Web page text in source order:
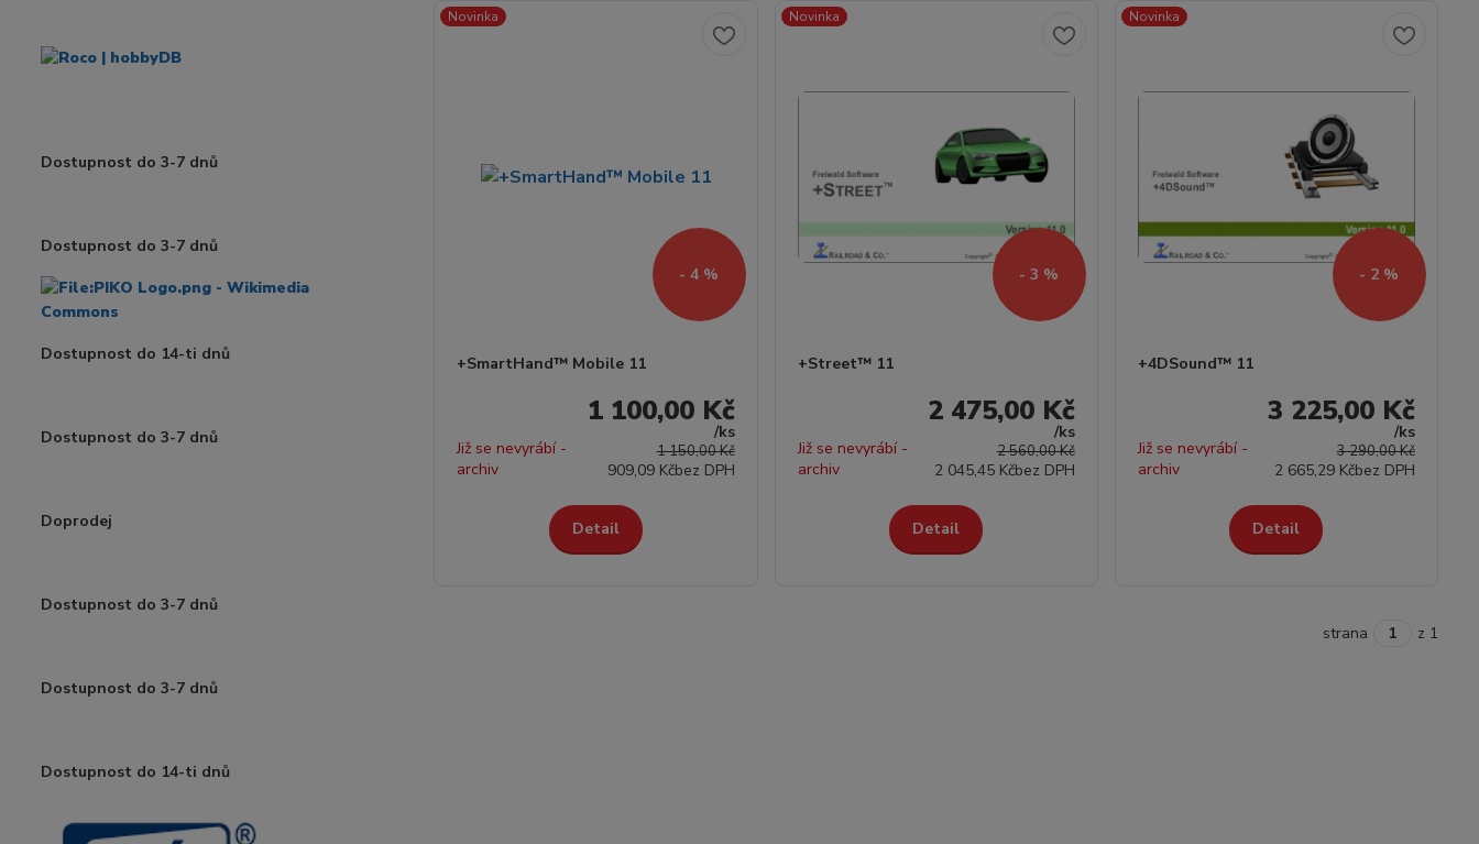
Dostupnost do 3-7 dnů
Dostupnost do 3-7 dnů
Dostupnost do 14-ti dnů
Dostupnost do 3-7 dnů
Doprodej
Dostupnost do 3-7 dnů
Dostupnost do 3-7 dnů
Dostupnost do 14-ti dnů
Novinka
- 4 %
+SmartHand™ Mobile 11
1 150,00 Kč
1 100,00 Kč
/ks
909,09 Kčbez DPH
Již se nevyrábí -
archiv
Detail
Novinka
- 3 %
+Street™ 11
2 560,00 Kč
2 475,00 Kč
/ks
2 045,45 Kčbez DPH
Již se nevyrábí -
archiv
Detail
Novinka
- 2 %
+4DSound™ 11
3 290,00 Kč
3 225,00 Kč
/ks
2 665,29 Kčbez DPH
Již se nevyrábí -
archiv
Detail
strana z 1